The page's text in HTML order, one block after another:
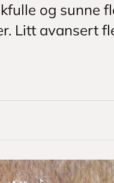
og sunne
Litt avansert